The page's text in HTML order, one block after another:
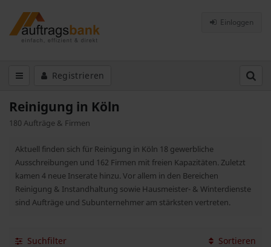
Einloggen
Registrieren
Reinigung in Köln
180 Aufträge & Firmen
Aktuell finden sich für Reinigung in Köln 18 gewerbliche
Ausschreibungen und 162 Firmen mit freien Kapazitäten. Zuletzt
kamen 4 neue Inserate hinzu. Vor allem in den Bereichen
Reinigung & Instandhaltung sowie Hausmeister- & Winterdienste
sind Aufträge und Subunternehmer am stärksten vertreten.
Suchfilter Sortieren